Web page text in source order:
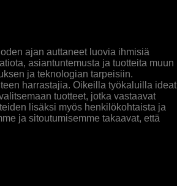
ajan auttaneet luovia ihmisiä
asiantuntemusta ja tuotteita muun
ja teknologian tarpeisiin.
harrastajia. Oikeilla työkaluilla ideat
tuotteet, jotka vastaavat
lisäksi myös henkilökohtaista ja
ja sitoutumisemme takaavat, että